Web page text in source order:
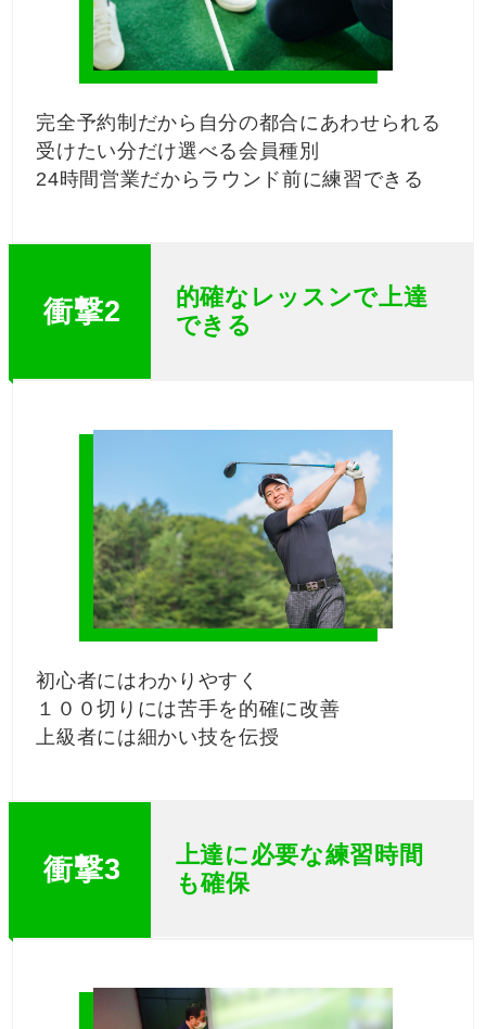
完全予約制だから自分の都合にあわせられる
受けたい分だけ選べる会員種別
24時間営業だからラウンド前に練習できる
衝撃2
的確なレッスンで上達
できる
初心者にはわかりやすく
１００切りには苦手を的確に改善
上級者には細かい技を伝授
衝撃3
上達に必要な練習時間
も確保